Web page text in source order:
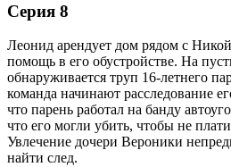
Серия 8
Леонид арендует дом рядом с
помощь в его обустройстве. На
обнаруживается труп 16-летнего
команда начинают расследование
что парень работал на банду
что его могли убить, чтобы не
Увлечение дочери Вероники
найти след.